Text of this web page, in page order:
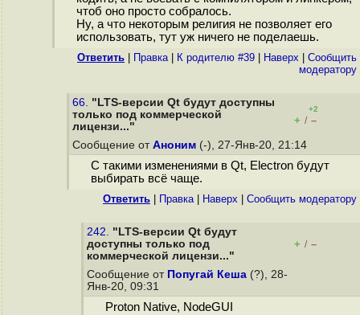
чтоб оно просто собралось.
Ну, а что некоторым религия не позволяет его
использовать, тут уж ничего не поделаешь.
Ответить Правка| К родителю #39 Наверх
Cообщить
модератору
66. "LTS-версии Qt будут доступны
только под коммерческой
лицензи..."
+2
+ / –
Сообщение от Аноним (-), 27-Янв-20, 21:14
С такими изменениями в Qt, Electron будут
выбирать всё чаще.
Ответить Правка| Наверх Cообщить модератору
242. "LTS-версии Qt будут
доступны только под
коммерческой лицензи..."
+ / –
Сообщение от Попугай Кеша (?), 28-
Янв-20, 09:31
Proton Native, NodeGUI